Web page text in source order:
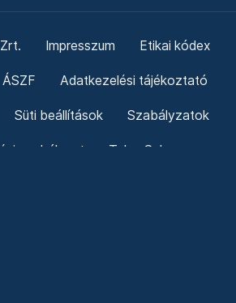
Impresszum Etikai kódex
ÁSZF Adatkezelési tájékoztató
Süti beállítások Szabályzatok
szabályzat Telex Sales